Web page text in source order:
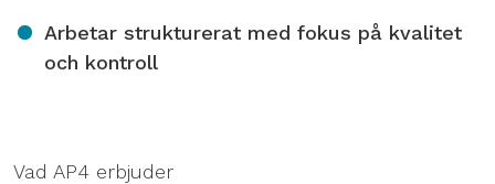
Arbetar strukturerat med fokus på kvalitet
och kontroll
Vad AP4 erbjuder